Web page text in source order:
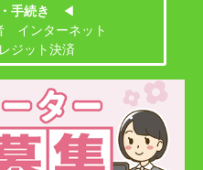
手続き
◀
インターネット
ジット決済